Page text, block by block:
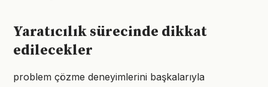
Yaratıcılık sürecinde dikkat
edilecekler
problem çözme deneyimlerini başkalarıyla